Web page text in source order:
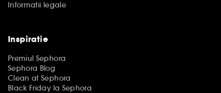
Informatii legale
Inspiratie
Premiul Sephora
Sephora Blog
Clean at Sephora
Black Friday la Sephora